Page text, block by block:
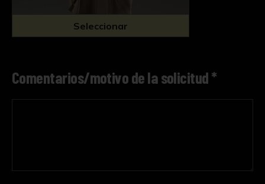
Seleccionar
Comentarios/motivo de la solicitud *